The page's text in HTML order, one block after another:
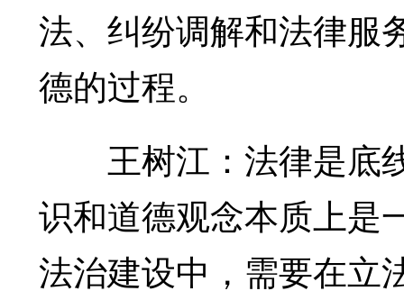
法、纠纷调解和法律服
德的过程。
王树江：法律是底
识和道德观念本质上是
法治建设中，需要在立